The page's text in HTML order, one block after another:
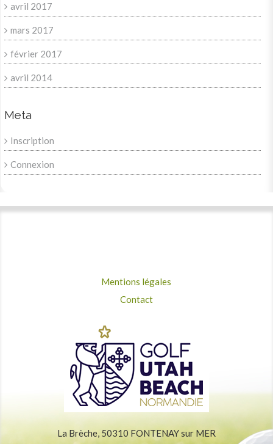
avril 2017
mars 2017
février 2017
avril 2014
Meta
Inscription
Connexion
Mentions légales
Contact
La Brèche, 50310 FONTENAY sur MER